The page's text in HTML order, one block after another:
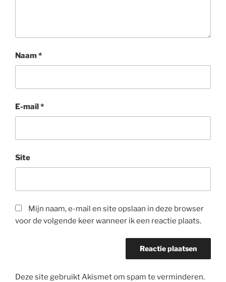
Naam*
E-mail*
Site
Mijn naam, e-mail en site opslaan in deze browser
voor de volgende keer wanneer ik een reactie plaats.
Deze site gebruikt Akismet om spam te verminderen.